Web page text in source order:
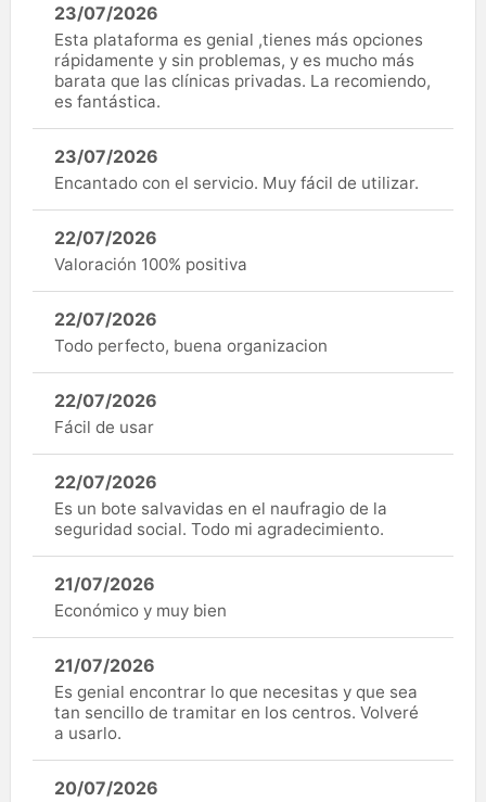
23/07/2026
Esta plataforma es genial ,tienes más opciones
rápidamente y sin problemas, y es mucho más
barata que las clínicas privadas. La recomiendo,
es fantástica.
23/07/2026
Encantado con el servicio. Muy fácil de utilizar.
22/07/2026
Valoración 100% positiva
22/07/2026
Todo perfecto, buena organizacion
22/07/2026
Fácil de usar
22/07/2026
Es un bote salvavidas en el naufragio de la
seguridad social. Todo mi agradecimiento.
21/07/2026
Económico y muy bien
21/07/2026
Es genial encontrar lo que necesitas y que sea
tan sencillo de tramitar en los centros. Volveré
a usarlo.
20/07/2026